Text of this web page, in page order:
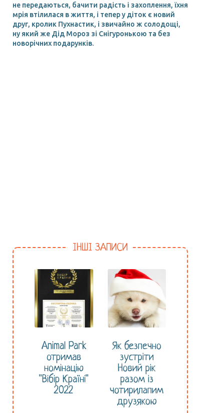
не передаються, бачити радість і захоплення, їхня
мрія втілилася в життя, і тепер у діток є новий
друг, кролик Пухнастик, і звичайно ж солодощі,
ну який же Дід Мороз зі Снігуронькою та без
новорічних подарунків.
ІНШІ ЗАПИСИ
Animal Park
отримав
номінацію
"Вібір Країні"
2022
Як безпечно
зустріти
Новий рік
разом із
чотирилапим
друзякою